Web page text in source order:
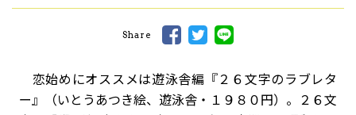
Share
恋始めにオススメは遊泳舎編『２６文字のラブレタ
ー』（いとうあつき絵、遊泳舎・１９８０円）。２６文